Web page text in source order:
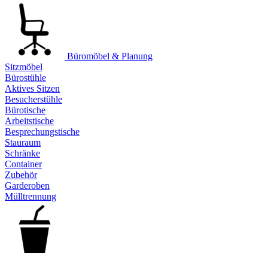
Büromöbel & Planung
Sitzmöbel
Bürostühle
Aktives Sitzen
Besucherstühle
Bürotische
Arbeitstische
Besprechungstische
Stauraum
Schränke
Container
Zubehör
Garderoben
Mülltrennung